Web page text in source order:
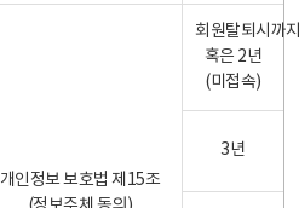
개인정보 보호법 제15조
회원탈퇴시까
혹은 2년
(미접속)
3년